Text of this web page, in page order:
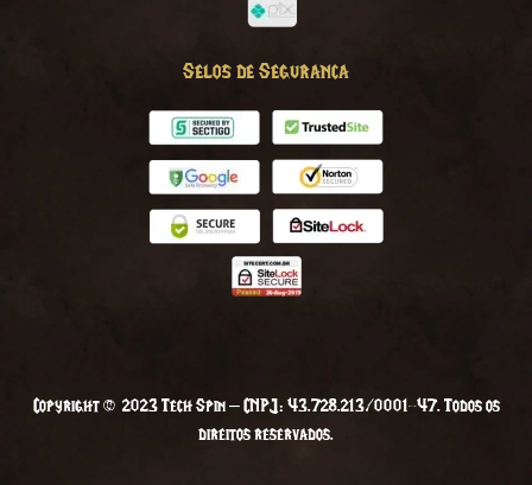
Selos de Seguranca
Copyright © 2023 Tech Spin – CNPJ: 43.728.213/0001-47. Todos os
direitos reservados.